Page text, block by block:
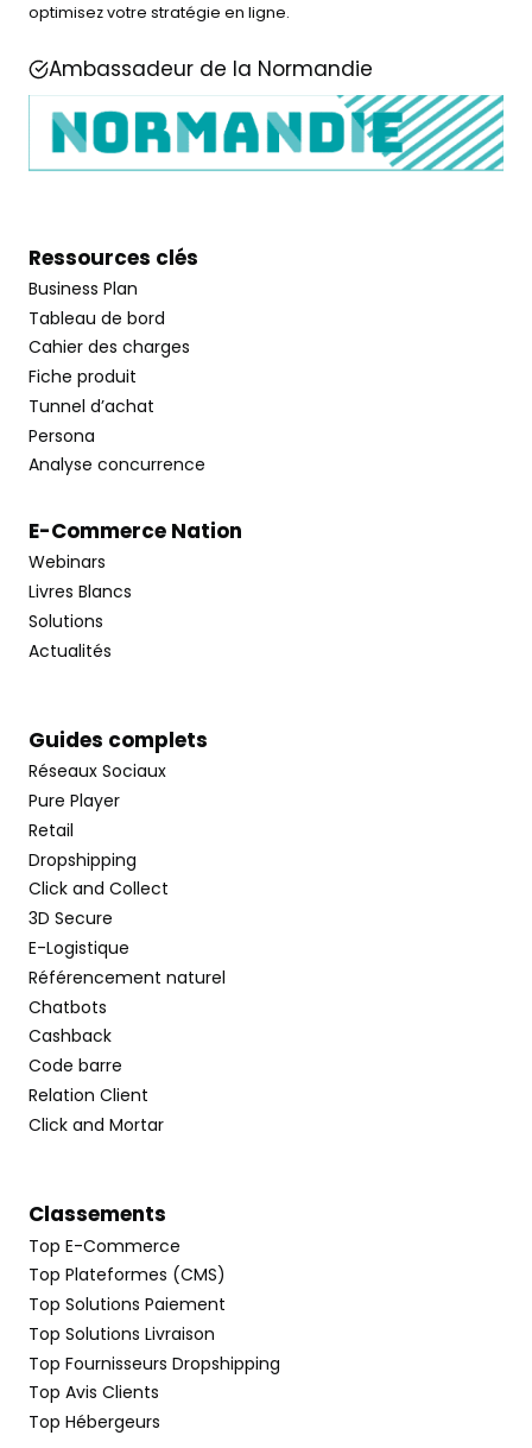
optimisez votre stratégie en ligne.
Ambassadeur de la Normandie
Ressources clés
Business Plan
Tableau de bord
Cahier des charges
Fiche produit
Tunnel d’achat
Persona
Analyse concurrence
E-Commerce Nation
Webinars
Livres Blancs
Solutions
Actualités
Guides complets
Réseaux Sociaux
Pure Player
Retail
Dropshipping
Click and Collect
3D Secure
E-Logistique
Référencement naturel
Chatbots
Cashback
Code barre
Relation Client
Click and Mortar
Classements
Top E-Commerce
Top Plateformes (CMS)
Top Solutions Paiement
Top Solutions Livraison
Top Fournisseurs Dropshipping
Top Avis Clients
Top Hébergeurs